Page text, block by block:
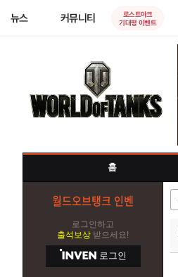
뉴스 커뮤니티
로스트아크
기대평 이벤트
홈
월드오브탱크 인벤
로그인하고
출석보상 받으세요!
로그인